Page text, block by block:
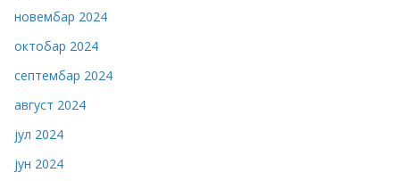
новембар 2024
октобар 2024
септембар 2024
август 2024
јул 2024
јун 2024